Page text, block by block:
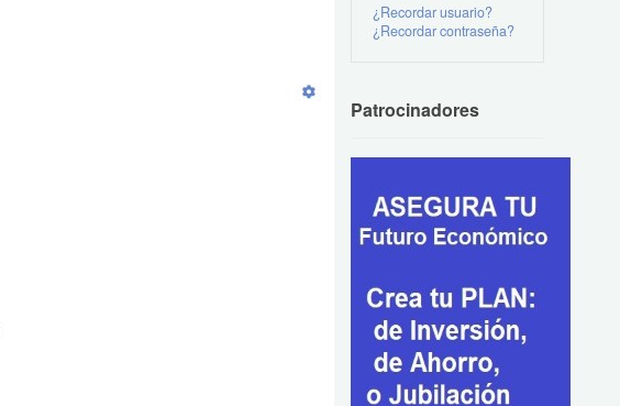
¿Recordar usuario?
¿Recordar contraseña?
Patrocinadores